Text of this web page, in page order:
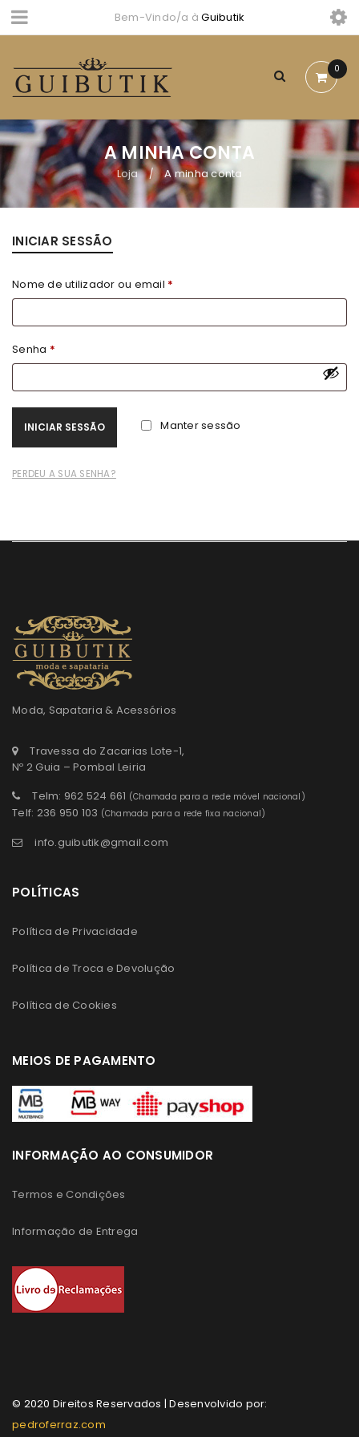
Bem-Vindo/a àGuibutik
0
A MINHA CONTA
Loja / A minha conta
INICIAR SESSÃO
Nome de utilizador ou email *
Senha *
Manter sessão
INICIAR SESSÃO
PERDEU A SUA SENHA?
Moda, Sapataria & Acessórios
Travessa do Zacarias Lote-1,
Nº 2 Guia – Pombal Leiria
Telm: 962 524 661 (Chamada para a rede móvel nacional)
Telf: 236 950 103 (Chamada para a rede fixa nacional)
info.guibutik@gmail.com
POLÍTICAS
Política de Privacidade
Política de Troca e Devolução
Política de Cookies
MEIOS DE PAGAMENTO
INFORMAÇÃO AO CONSUMIDOR
Termos e Condições
Informação de Entrega
© 2020 Direitos Reservados | Desenvolvido por:
pedroferraz.com